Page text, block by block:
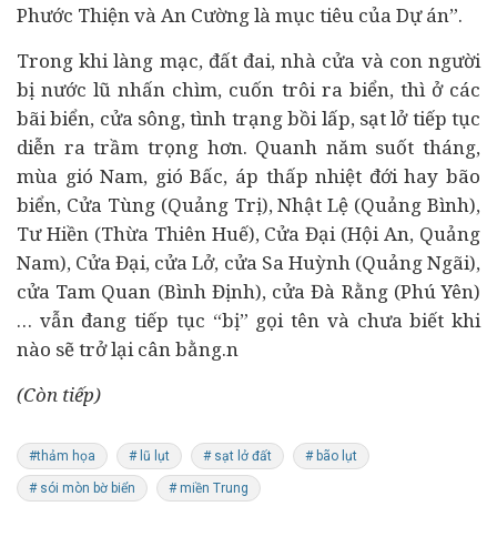
Phước Thiện và An Cường là mục tiêu của Dự án”.
Trong khi làng mạc, đất đai, nhà cửa và con người
bị nước lũ nhấn chìm, cuốn trôi ra biển, thì ở các
bãi biển, cửa sông, tình trạng bồi lấp, sạt lở tiếp tục
diễn ra trầm trọng hơn. Quanh năm suốt tháng,
mùa gió Nam, gió Bấc, áp thấp nhiệt đới hay bão
biển, Cửa Tùng (Quảng Trị), Nhật Lệ (Quảng Bình),
Tư Hiền (Thừa Thiên Huế), Cửa Đại (Hội An, Quảng
Nam), Cửa Đại, cửa Lở, cửa Sa Huỳnh (Quảng Ngãi),
cửa Tam Quan (Bình Định), cửa Đà Rằng (Phú Yên)
… vẫn đang tiếp tục “bị” gọi tên và chưa biết khi
nào sẽ trở lại cân bằng.n
(Còn tiếp)
#thảm họa # lũ lụt # sạt lở đất # bão lụt
# sói mòn bờ biển # miền Trung